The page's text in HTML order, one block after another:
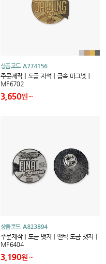
상품코드 A774156
주문제작｜도금 자석｜금속 마그넷｜
MF6702
3,650원
상품코드 A823894
주문제작｜도금 뱃지｜앤틱 도금 뱃지｜
MF6404
3,190원